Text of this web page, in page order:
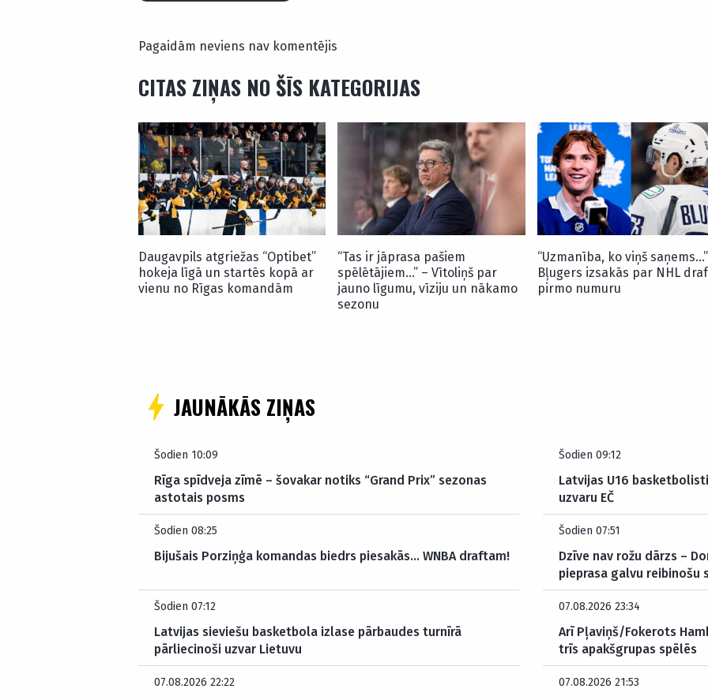
Pagaidām neviens nav komentējis
CITAS ZIŅAS NO ŠĪS KATEGORIJAS
Daugavpils atgriežas “Optibet”
hokeja līgā un startēs kopā ar
vienu no Rīgas komandām
“Tas ir jāprasa pašiem
spēlētājiem…” – Vītoliņš par
jauno līgumu, vīziju un nākamo
sezonu
“Uzmanība, ko viņš
Bļugers izsakās par NHL
pirmo numuru
JAUNĀKĀS ZIŅAS
Šodien 10:09
Rīga spīdveja zīmē – šovakar notiks “Grand Prix” sezonas
astotais posms
Šodien 09:12
Latvijas U16
uzvaru EČ
Šodien 08:25
Bijušais Porziņģa komandas biedrs piesakās… WNBA draftam!
Šodien 07:51
Dzīve nav rožu dārzs –
pieprasa galvu reibinošu
Šodien 07:12
Latvijas sieviešu basketbola izlase pārbaudes turnīrā
pārliecinoši uzvar Lietuvu
07.08.2026 23:34
Arī Pļaviņš/Fokerots
trīs apakšgrupas spēlēs
07.08.2026 22:22 07.08.2026 21:53